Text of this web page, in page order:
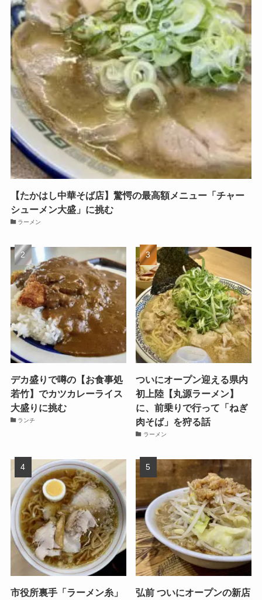
【たかはし中華そば店】驚愕の最高額メニュー「チャー
シューメン大盛」に挑む
ラーメン
デカ盛りで噂の【お食事処
若竹】でカツカレーライス
大盛りに挑む
ランチ
ついにオープン迎える県内
初上陸【丸源ラーメン】
に、前乗りで行って「ねぎ
肉そば」を狩る話
ラーメン
市役所裏手「ラーメン糸」
弘前 ついにオープンの新店